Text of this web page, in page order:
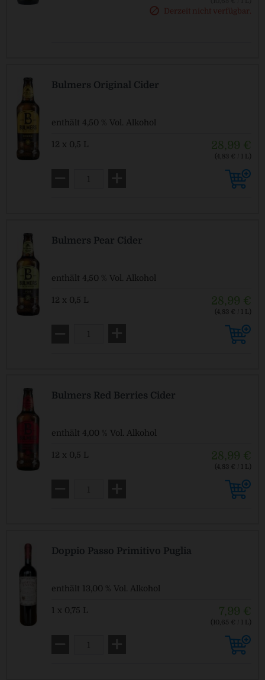
Pfandfrei!
Derzeit nicht verfügbar.
Bulmers Original Cider
enthält 4,50 % Vol. Alkohol
12 x 0,5 L 28,99 €
(4,83 € / 1 L)
Bulmers Pear Cider
enthält 4,50 % Vol. Alkohol
12 x 0,5 L 28,99 €
(4,83 € / 1 L)
Bulmers Red Berries Cider
enthält 4,00 % Vol. Alkohol
12 x 0,5 L 28,99 €
(4,83 € / 1 L)
Doppio Passo Primitivo Puglia
enthält 13,00 % Vol. Alkohol
1 x 0,75 L 7,99 €
(10,65 € / 1 L)